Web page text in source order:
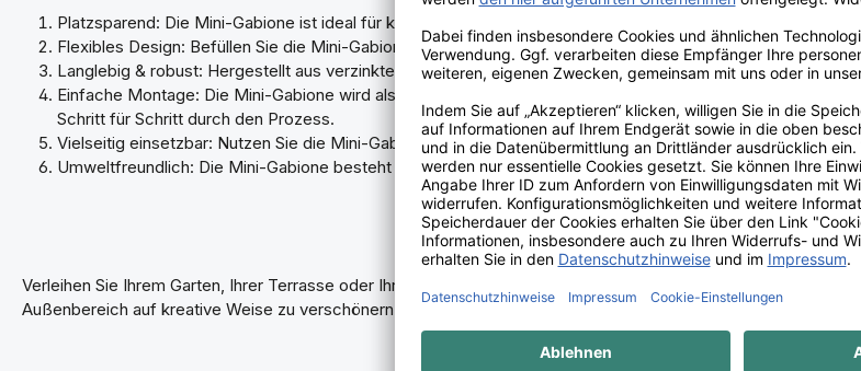
Platzsparend: Die Mini-Gabione ist ideal für kleinere Außenbereiche und bietet Ihnen eine dekorative und
Flexibles Design: Befüllen Sie die Mini-Gabione mit Steinen, Glas oder anderen Materialien Ihrer Wahl, um
Langlebig & robust: Hergestellt aus verzinktem Stahl, ist unsere Mini-Gabione vor Rost und Korrosion
Einfache Montage: Die Mini-Gabione wird als Bausatz geliefert und kann ohne spezielles Werkzeug oder
Schritt für Schritt durch den Prozess.
Vielseitig einsetzbar: Nutzen Sie die Mini-Gabione als dekoratives Element, zur Begrenzung von Beeten
Umweltfreundlich: Die Mini-Gabione besteht aus recyclebaren Materialien und fördert die natürliche
Verleihen Sie Ihrem Garten, Ihrer Terrasse oder Ihrem Balkon eine besondere Note mit unserer charmanten
Außenbereich auf kreative Weise zu verschönern und einzigartige Akzente zu setzen.